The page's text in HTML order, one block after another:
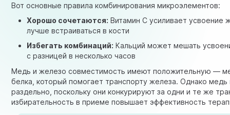
Вот основные правила комбинирования микроэлементов:
Хорошо сочетаются: Витамин C усиливает усвоение
лучше встраиваться в кости
Избегать комбинаций: Кальций может мешать
с разницей в несколько часов
Медь и железо совместимость имеют положительную —
белка, который помогает транспорту железа. Однако
раздельно, поскольку они конкурируют за одни и те же
избирательность в приеме повышает эффективность